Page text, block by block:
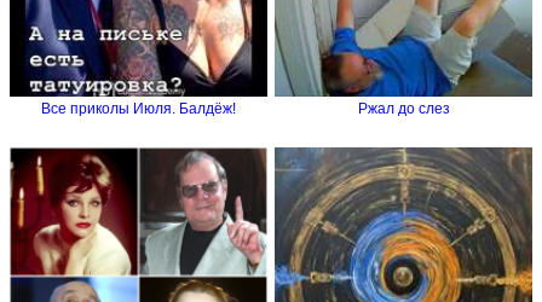
Все приколы Июля. Балдёж! Ржал до слез